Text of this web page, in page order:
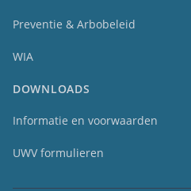
Preventie & Arbobeleid
WIA
DOWNLOADS
Informatie en voorwaarden
UWV formulieren